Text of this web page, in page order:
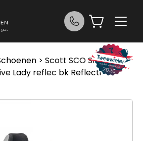
> Scott SCO Shoe Road
Lady reflec bk Reflective